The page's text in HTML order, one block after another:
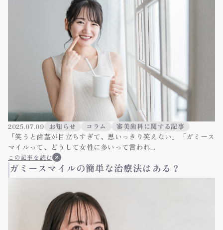
2025.07.09 お知らせ コラム 審美歯科に関する記事
「笑うと歯茎が目立ちすぎて、思いっきり笑えない」「ガミース
マイルって、どうして女性に多いって言われ...
この記事を読む
ガミースマイルの簡単な治療法はある？